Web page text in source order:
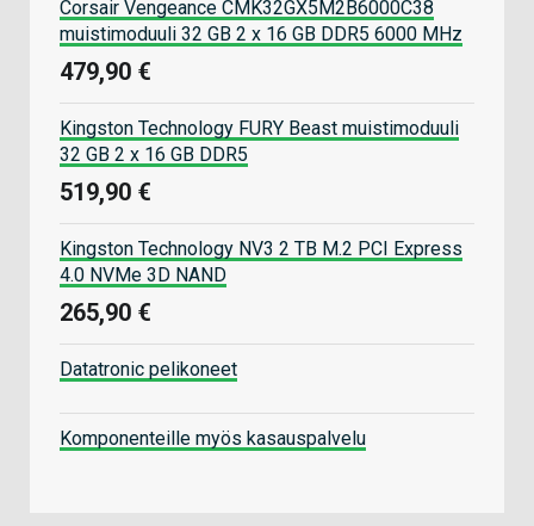
Corsair Vengeance CMK32GX5M2B6000C38
muistimoduuli 32 GB 2 x 16 GB DDR5 6000 MHz
479,90 €
Kingston Technology FURY Beast muistimoduuli
32 GB 2 x 16 GB DDR5
519,90 €
Kingston Technology NV3 2 TB M.2 PCI Express
4.0 NVMe 3D NAND
265,90 €
Datatronic pelikoneet
Komponenteille myös kasauspalvelu